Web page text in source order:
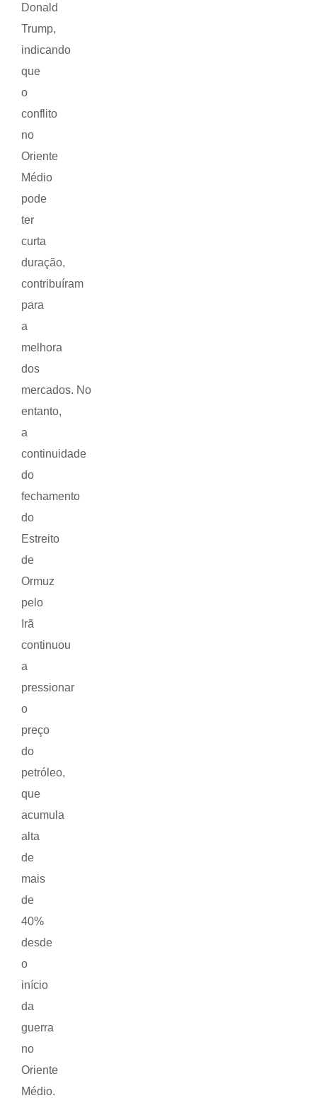
Donald
Trump,
indicando
que
o
conflito
no
Oriente
Médio
pode
ter
curta
duração,
contribuíram
para
a
melhora
dos
mercados. No
entanto,
a
continuidade
do
fechamento
do
Estreito
de
Ormuz
pelo
Irã
continuou
a
pressionar
o
preço
do
petróleo,
que
acumula
alta
de
mais
de
40%
desde
o
início
da
guerra
no
Oriente
Médio.